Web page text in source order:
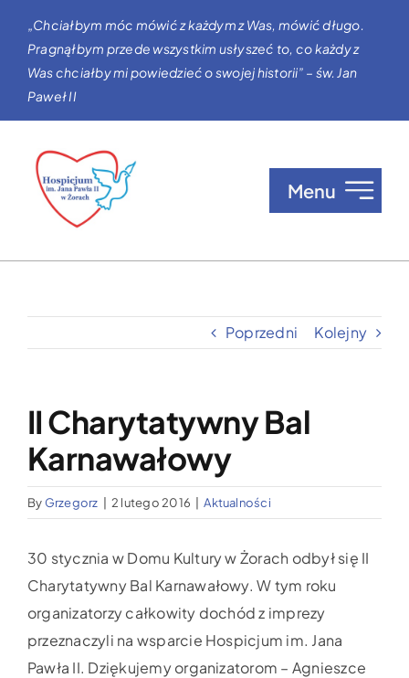
zawartości
„Chciałbym móc mówić z każdym z Was, mówić długo.
Pragnąłbym przede wszystkim usłyszeć to, co każdy z
Was chciałby mi powiedzieć o swojej historii” – św. Jan
Paweł II
Menu
Wypożyczalnia sprzętu medycznego
Aktualności
Kontakt
Poprzedni Kolejny
II Charytatywny Bal
Karnawałowy
By Grzegorz 2 lutego 2016 Aktualności
30 stycznia w Domu Kultury w Żorach odbył się II
Charytatywny Bal Karnawałowy. W tym roku
organizatorzy całkowity dochód z imprezy
przeznaczyli na wsparcie Hospicjum im. Jana
Pawła II. Dziękujemy organizatorom – Agnieszce